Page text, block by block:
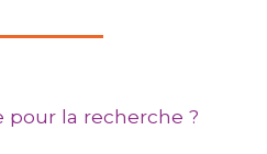
pour la recherche ?